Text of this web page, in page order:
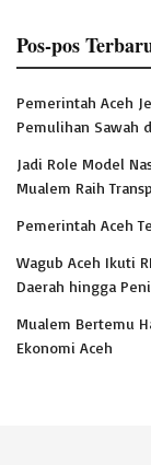
Pos-pos
Pemerintah Aceh
Pemulihan Sawah
Jadi Role Model
Mualem Raih
Pemerintah Aceh
Wagub Aceh Ikuti
Daerah hingga
Mualem Bertemu
Ekonomi Aceh